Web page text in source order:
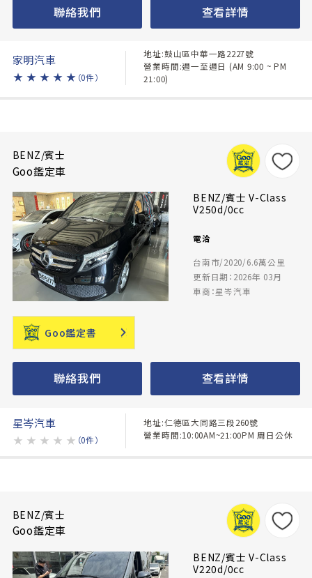
聯絡我們 查看詳情
家明汽車
★ ★ ★ ★ ★ （0件）
地址:鼓山區中華一路2227號
營業時間:週一至週日 (AM 9:00 ~ PM
21:00)
BENZ/賓士
Goo鑑定車
BENZ/賓士 V-Class
V250d/0cc
電洽
台南市/2020/6.6萬公里
更新日期：2026年 03月
車商：星岑汽車
Goo鑑定書
聯絡我們 查看詳情
星岑汽車
★ ★ ★ ★ ★ （0件）
地址:仁德區大同路三段260號
營業時間:10:00AM~21:00PM 周日公休
BENZ/賓士
Goo鑑定車
BENZ/賓士 V-Class
V220d/0cc